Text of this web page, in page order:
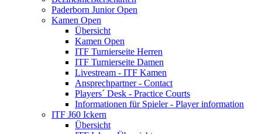
Paderborn Junior Open
Kamen Open
Übersicht
Kamen Open
ITF Turnierseite Herren
ITF Turnierseite Damen
Livestream - ITF Kamen
Ansprechpartner - Contact
Players´ Desk - Practice Courts
Informationen für Spieler - Player information
ITF J60 Ickern
Übersicht